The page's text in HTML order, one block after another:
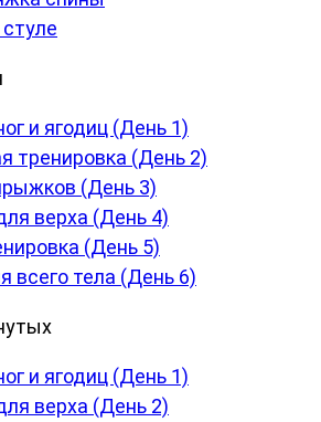
и ягодиц (День 1)
тренировка (День 2)
(День 3)
верха (День 4)
(День 5)
всего тела (День 6)
и ягодиц (День 1)
верха (День 2)